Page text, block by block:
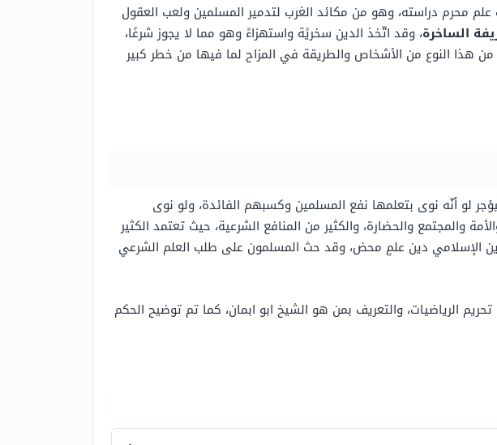
محرم دراسته، وهو من مكائد الغرب لتدمير المسلمين ولعب العقول
الساخرة، وقد اتّخذ الدين سخريًة واستهزاءً وهو مما لا يجوز شرعًا،
هذا النوع من الأشخاص والطريقة في المزاح لما فيها من خطر كبير
لو أنّه نوى بتعلمها نفع المسلمين وكسبهم الفائدة، ولو نوى
والمجتمع والحضارة، والكثير من المنافع الشرعية، حيث تعتمد الكثير
الإسلامي دين علمٍ محض، وقد حث المسلمون على طلب العلم الشرعي
الرياضيات، والتعريف بمن هو الشيخ ابو ابمان، كما تم توضيح الحكم